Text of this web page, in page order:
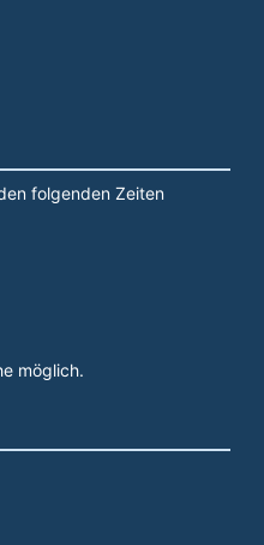
folgenden Zeiten